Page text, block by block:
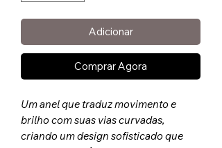
Adicionar
Comprar Agora
Um anel que traduz movimento e
brilho com suas vias curvadas,
criando um design sofisticado que